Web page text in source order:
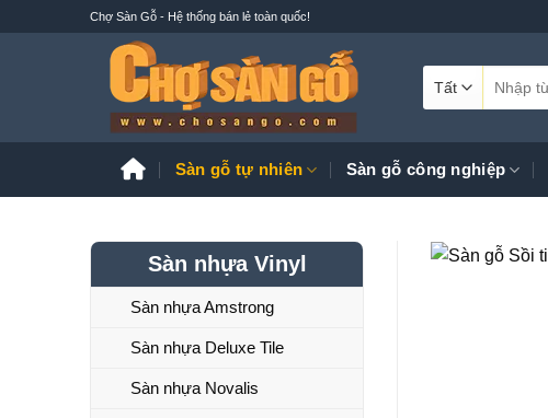
Chợ Sàn Gỗ - Hệ thống bán lẻ toàn quốc!
kiếm:
Sàn gỗ tự nhiên Sàn gỗ công nghiệp
Sàn nhựa Vinyl
Sàn nhựa Amstrong
Sàn nhựa Deluxe Tile
Sàn nhựa Novalis